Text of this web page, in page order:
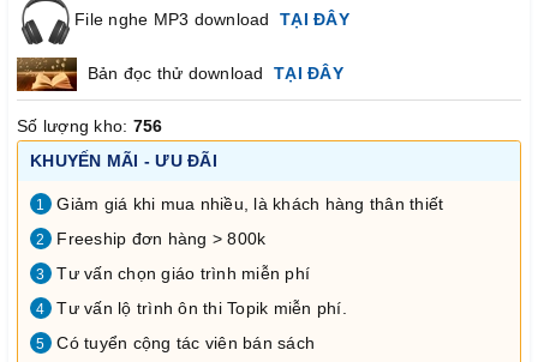
File nghe MP3 download TẠI ĐÂY
Bản đọc thử download TẠI ĐÂY
Số lượng kho: 756
KHUYẾN MÃI - ƯU ĐÃI
1 Giảm giá khi mua nhiều, là khách hàng thân thiết
2 Freeship đơn hàng > 800k
3 Tư vấn chọn giáo trình miễn phí
4 Tư vấn lộ trình ôn thi Topik miễn phí.
5 Có tuyển cộng tác viên bán sách